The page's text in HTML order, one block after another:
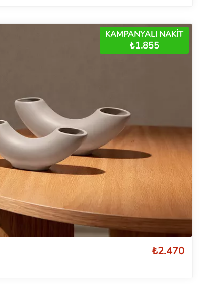
KAMPANYALI NAKİT
₺1.855
₺2.470